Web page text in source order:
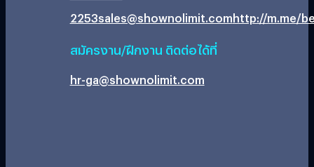
2253sales@shownolimit.comhttp://m.me/
สมัครงาน/ฝึกงาน ติดต่อได้ที่
hr-ga@shownolimit.com